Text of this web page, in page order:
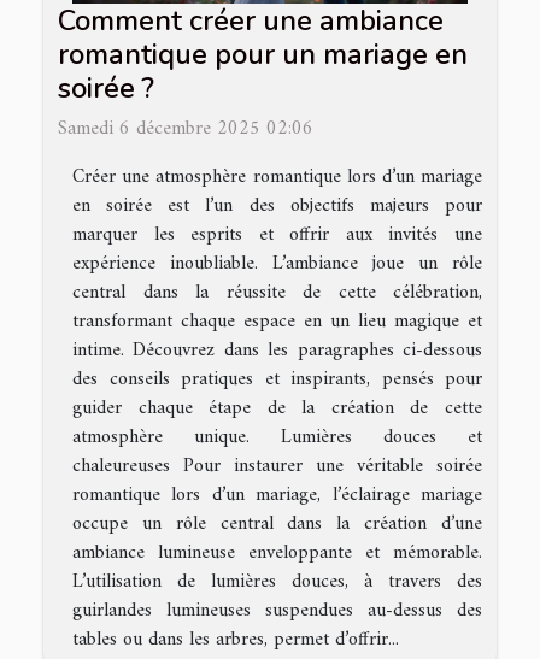
Comment créer une ambiance
romantique pour un mariage en
soirée ?
Samedi 6 décembre 2025 02:06
Créer une atmosphère romantique lors d’un mariage
en soirée est l’un des objectifs majeurs pour
marquer les esprits et offrir aux invités une
expérience inoubliable. L’ambiance joue un rôle
central dans la réussite de cette célébration,
transformant chaque espace en un lieu magique et
intime. Découvrez dans les paragraphes ci-dessous
des conseils pratiques et inspirants, pensés pour
guider chaque étape de la création de cette
atmosphère unique. Lumières douces et
chaleureuses Pour instaurer une véritable soirée
romantique lors d’un mariage, l’éclairage mariage
occupe un rôle central dans la création d’une
ambiance lumineuse enveloppante et mémorable.
L’utilisation de lumières douces, à travers des
guirlandes lumineuses suspendues au-dessus des
tables ou dans les arbres, permet d’offrir...